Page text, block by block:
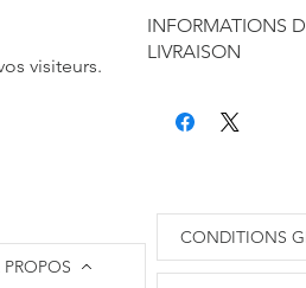
visiteurs.
INFORMATIONS
LIVRAISON
seule à sa
des affiches et
Les délais
généralement de 2
CONDITIONS